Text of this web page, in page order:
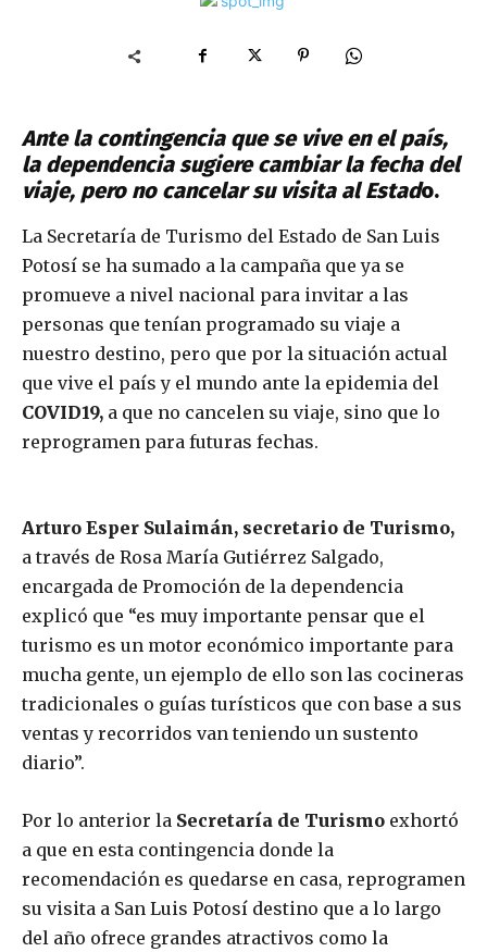
Ante la contingencia que se vive en el país,
la dependencia sugiere cambiar la fecha del
viaje, pero no cancelar su visita al Estado.
La Secretaría de Turismo del Estado de San Luis
Potosí se ha sumado a la campaña que ya se
promueve a nivel nacional para invitar a las
personas que tenían programado su viaje a
nuestro destino, pero que por la situación actual
que vive el país y el mundo ante la epidemia del
COVID19, a que no cancelen su viaje, sino que lo
reprogramen para futuras fechas.
Arturo Esper Sulaimán, secretario de Turismo,
a través de Rosa María Gutiérrez Salgado,
encargada de Promoción de la dependencia
explicó que “es muy importante pensar que el
turismo es un motor económico importante para
mucha gente, un ejemplo de ello son las cocineras
tradicionales o guías turísticos que con base a sus
ventas y recorridos van teniendo un sustento
diario”.
Por lo anterior la Secretaría de Turismo exhortó
a que en esta contingencia donde la
recomendación es quedarse en casa, reprogramen
su visita a San Luis Potosí destino que a lo largo
del año ofrece grandes atractivos como la